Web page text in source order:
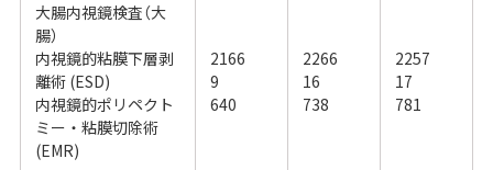
大腸内視鏡検査（大
腸）
内視鏡的粘膜下層剥
離術 (ESD)
内視鏡的ポリペクト
ミー・粘膜切除術
(EMR)
2166
9
640
2266
16
738
2257
17
781